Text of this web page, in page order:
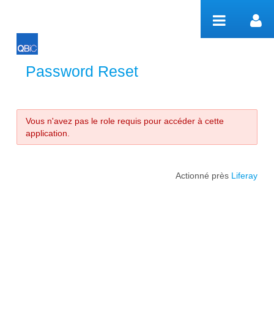
Password Reset
Password Reset
Vous n'avez pas le role requis pour accéder à cette
application.
Actionné près Liferay